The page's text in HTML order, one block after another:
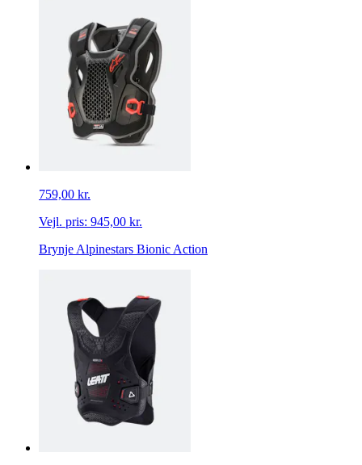
759,00 kr.
Vejl. pris: 945,00 kr.
Brynje Alpinestars Bionic Action